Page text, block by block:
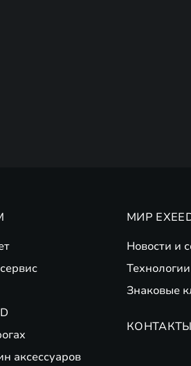
аксессуаров
МИР
Новости и
Знаковые
КОНТАКТЫ